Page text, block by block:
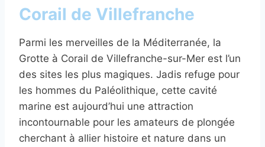
Corail de Villefranche
Parmi les merveilles de la Méditerranée, la
Grotte à Corail de Villefranche-sur-Mer est l’un
des sites les plus magiques. Jadis refuge pour
les hommes du Paléolithique, cette cavité
marine est aujourd’hui une attraction
incontournable pour les amateurs de plongée
cherchant à allier histoire et nature dans un